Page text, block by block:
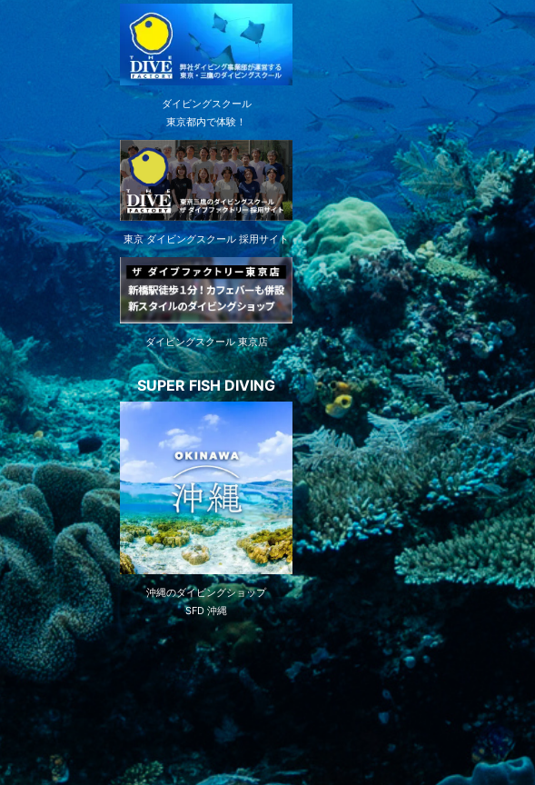
ダイビングスクール
東京都内で体験！
東京 ダイビングスクール 採用サイト
ダイビングスクール 東京店
SUPER FISH DIVING
沖縄のダイビングショップ
SFD 沖縄